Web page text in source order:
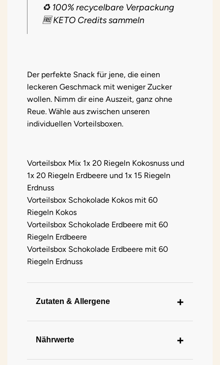
♻️ 100% recycelbare Verpackung
🆓 KETO Credits sammeln
Der perfekte Snack für jene, die einen
leckeren Geschmack mit weniger Zucker
wollen. Nimm dir eine Auszeit, ganz ohne
Reue. Wähle aus zwischen unseren
individuellen Vorteilsboxen.
Vorteilsbox Mix 1x 20 Riegeln Kokosnuss und
1x 20 Riegeln Erdbeere und 1x 15 Riegeln
Erdnuss
Vorteilsbox Schokolade Kokos mit 60
Riegeln Kokos
Vorteilsbox Schokolade Erdbeere mit 60
Riegeln Erdbeere
Vorteilsbox Schokolade Erdbeere mit 60
Riegeln Erdnuss
Zutaten & Allergene
Polydextrose, Vollmilchschokolade 25%
Nährwerte